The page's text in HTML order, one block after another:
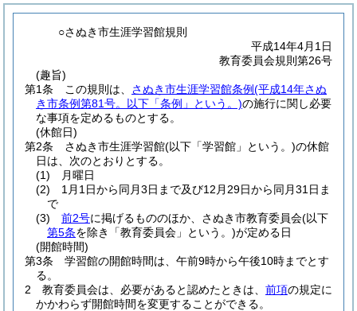
○さぬき市生涯学習館規則
平成14年4月1日
教育委員会規則第26号
(趣旨)
第1条
この規則は、 さぬき市生涯学習館条例(平成14年さぬ
き市条例第81号。以下「条例」という。)の施行に関し必要
な事項を定めるものとする。
(休館日)
第2条
さぬき市生涯学習館(以下「学習館」という。)の休館
日は、次のとおりとする。
(1)
月曜日
(2)
1月1日から同月3日まで及び12月29日から同月31日ま
で
(3)
前2号に掲げるもののほか、さぬき市教育委員会(以下
第5条を除き「教育委員会」という。)が定める日
(開館時間)
第3条
学習館の開館時間は、午前9時から午後10時までとす
る。
2
教育委員会は、必要があると認めたときは、 前項の規定に
かかわらず開館時間を変更することができる。